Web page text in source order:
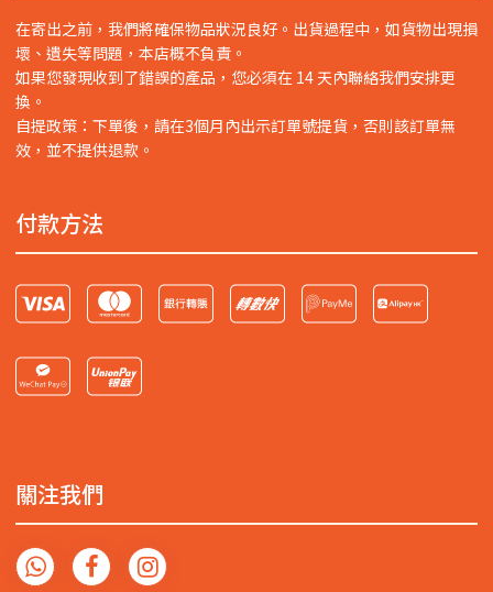
在寄出之前，我們將確保物品狀況良好。出貨過程中，如貨物出現損
壞、遺失等問題，本店概不負責。
如果您發現收到了錯誤的產品，您必須在 14 天內聯絡我們安排更
換。
自提政策：下單後，請在3個月內出示訂單號提貨，否則該訂單無
效，並不提供退款。
付款方法
關注我們